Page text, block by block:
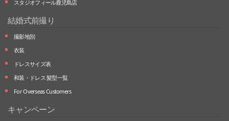
スタジオフィール鹿児島店
結婚式前撮り
撮影地別
衣装
ドレスサイズ表
和装・ドレス 髪型一覧
For Overseas Customers
キャンペーン